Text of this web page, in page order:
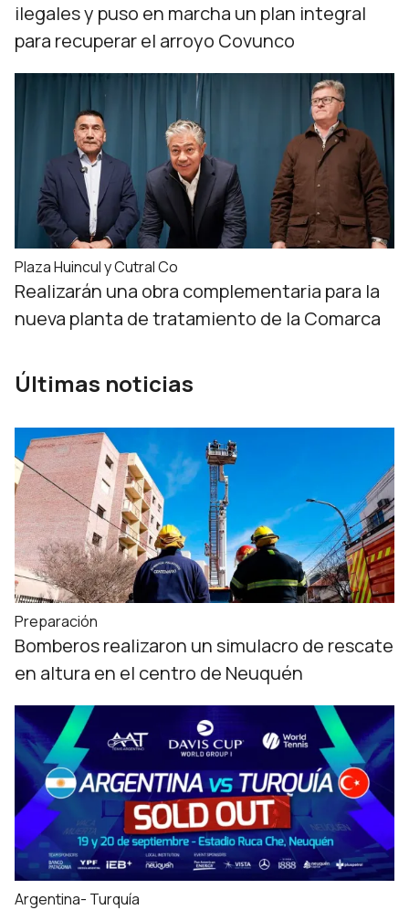
ilegales y puso en marcha un plan integral
para recuperar el arroyo Covunco
Plaza Huincul y Cutral Co
Realizarán una obra complementaria para la
nueva planta de tratamiento de la Comarca
Últimas noticias
Preparación
Bomberos realizaron un simulacro de rescate
en altura en el centro de Neuquén
Argentina- Turquía